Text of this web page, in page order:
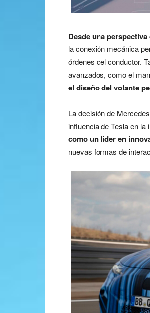
Desde una
la conexión mecánica
órdenes del conductor.
avanzados, como el
el diseño del volante
La decisión de
influencia de Tesla en la
como un líder en
nuevas formas de